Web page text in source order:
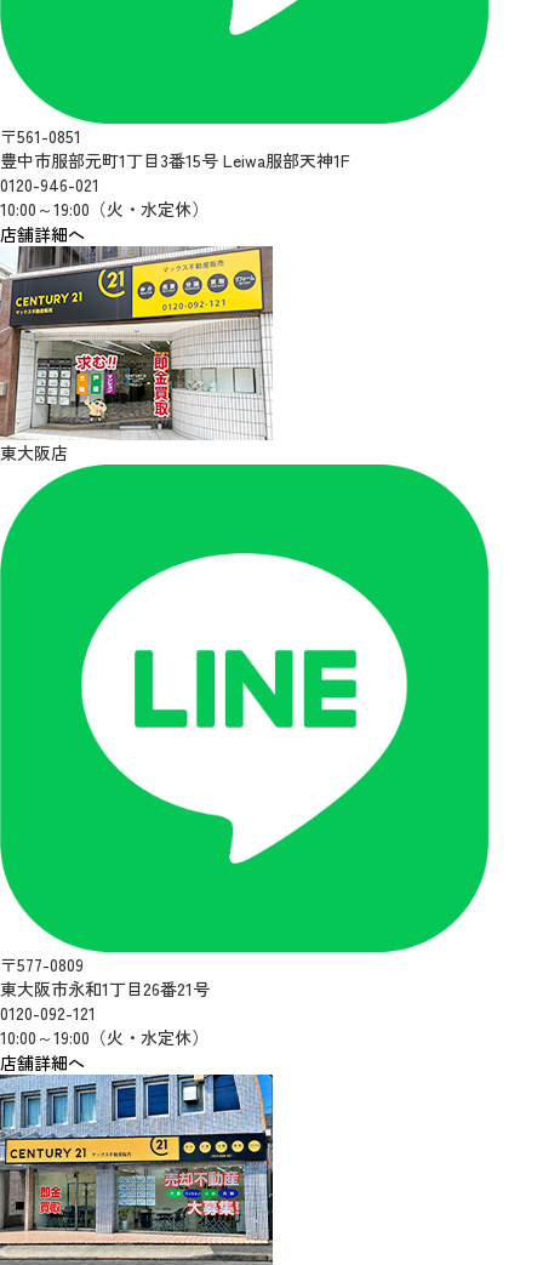
〒561-0851
豊中市服部元町1丁目3番15号 Leiwa服部天神1F
0120-946-021
10:00～19:00（火・水定休）
店舗詳細へ
東大阪店
〒577-0809
東大阪市永和1丁目26番21号
0120-092-121
10:00～19:00（火・水定休）
店舗詳細へ